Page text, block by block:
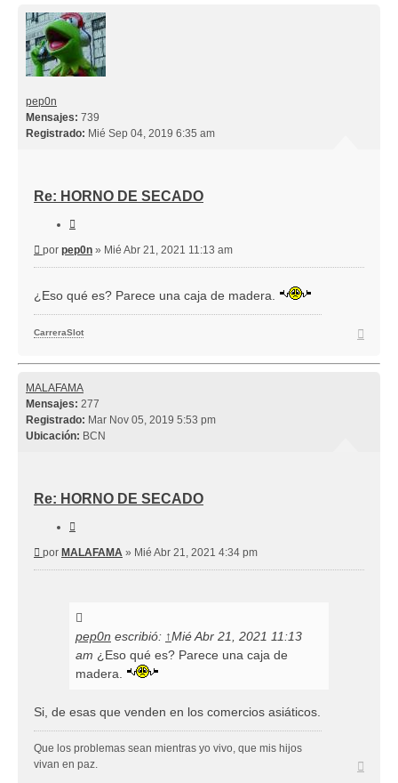
pep0n
Mensajes: 739
Registrado: Mié Sep 04, 2019 6:35 am
Re: HORNO DE SECADO
Mensaje
por pep0n » Mié Abr 21, 2021 11:13 am
¿Eso qué es? Parece una caja de madera.
CarreraSlot
MALAFAMA
Mensajes: 277
Registrado: Mar Nov 05, 2019 5:53 pm
Ubicación: BCN
Re: HORNO DE SECADO
Mensaje
por MALAFAMA » Mié Abr 21, 2021 4:34 pm
pep0n escribió: ↑Mié Abr 21, 2021 11:13
am ¿Eso qué es? Parece una caja de
madera.
Si, de esas que venden en los comercios asiáticos.
Que los problemas sean mientras yo vivo, que mis hijos
vivan en paz.